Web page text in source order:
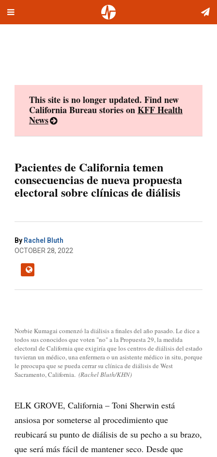
Toggle
This site is no longer updated. Find new
California Bureau stories onKFF Health
News
Pacientes de California temen
consecuencias de nueva propuesta
electoral sobre clínicas de diálisis
By Rachel Bluth
OCTOBER 28, 2022
Norbie Kumagai comenzó la diálisis a finales del año pasado. Le dice a
todos sus conocidos que voten "no" a la Propuesta 29, la medida
electoral de California que exigiría que los centros de diálisis del estado
tuvieran un médico, una enfermera o un asistente médico in situ, porque
le preocupa que se pueda cerrar su clínica de diálisis de West
Sacramento, California. (Rachel Bluth/KHN)
ELK GROVE, California – Toni Sherwin está
ansiosa por someterse al procedimiento que
reubicará su punto de diálisis de su pecho a su brazo,
que será más fácil de mantener seco. Desde que